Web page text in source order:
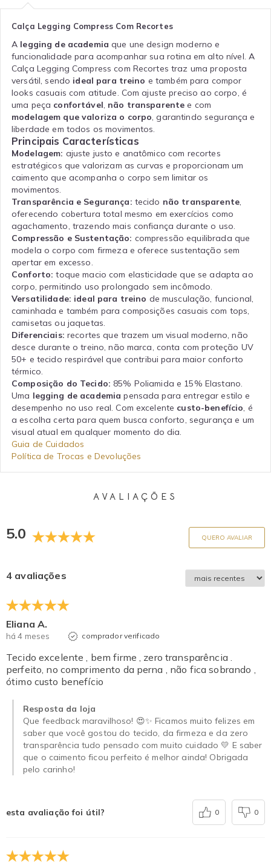
Calça Legging Compress Com Recortes
A legging de academia que une design moderno e
funcionalidade para acompanhar sua rotina em alto nível. A
Calça Legging Compress com Recortes traz uma proposta
versátil, sendo ideal para treino e também para compor
looks casuais com atitude. Com ajuste preciso ao corpo, é
uma peça confortável não transparente e com
modelagem que valoriza o corpo , garantindo segurança e
liberdade em todos os movimentos.
Principais Características
Modelagem: ajuste justo e anatômico com recortes
estratégicos que valorizam as curvas e proporcionam um
caimento que acompanha o corpo sem limitar os
movimentos.
Transparência e Segurança: tecido não transparente
oferecendo cobertura total mesmo em exercícios como
agachamento, trazendo mais confiança durante o uso.
Compressão e Sustentação: compressão equilibrada que
modela o corpo com firmeza e oferece sustentação sem
apertar em excesso.
Conforto: toque macio com elasticidade que se adapta ao
corpo, permitindo uso prolongado sem incômodo.
Versatilidade: ideal para treino de musculação, funcional,
caminhada e também para composições casuais com tops,
camisetas ou jaquetas.
Diferenciais: recortes que trazem um visual moderno, não
desce durante o treino, não marca, conta com proteção UV
50+ e tecido respirável que contribui para maior conforto
térmico.
Composição do Tecido: 85% Poliamida e 15% Elastano.
Uma legging de academia pensada para entregar estilo e
desempenho no uso real. Com excelente custo-benefício , é
a escolha certa para quem busca conforto, segurança e um
visual atual em qualquer momento do dia.
Guia de Cuidados
Política de Trocas e Devoluções
AVALIAÇÕES
5.0 QUERO AVALIAR
4 avaliações
Eliana A.
há 4 meses comprador verificado
Tecido excelente , bem firme , zero transparência .
perfeito, no comprimento da perna , não fica sobrando ,
ótimo custo benefício
Resposta da loja
Que feedback maravilhoso! 😍✨ Ficamos muito felizes em
saber que você gostou do tecido, da firmeza e da zero
transparência tudo pensado com muito cuidado 💛 E saber
que o caimento ficou perfeito é melhor ainda! Obrigada
pelo carinho!
esta avaliação foi útil? 0 0